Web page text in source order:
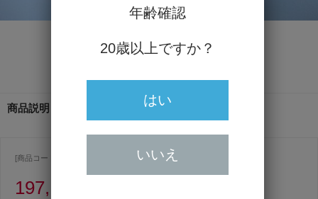
商品説明
[商品コード ] 1055
197,100円
年齢確認
20歳以上ですか？
はい
いいえ